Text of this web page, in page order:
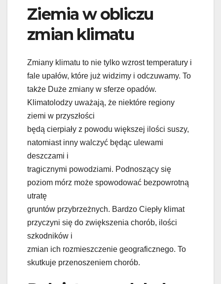
Ziemia w obliczu
zmian klimatu
Zmiany klimatu to nie tylko wzrost temperatury i
fale upałów, które już widzimy i odczuwamy. To
także Duże zmiany w sferze opadów.
Klimatolodzy uważają, że niektóre regiony
ziemi w przyszłości
będą cierpiały z powodu większej ilości suszy,
natomiast inny walczyć będąc ulewami
deszczami i
tragicznymi powodziami. Podnoszący się
poziom mórz może spowodować bezpowrotną
utratę
gruntów przybrzeżnych. Bardzo Ciepły klimat
przyczyni się do zwiększenia chorób, ilości
szkodników i
zmian ich rozmieszczenie geograficznego. To
skutkuje przenoszeniem chorób.